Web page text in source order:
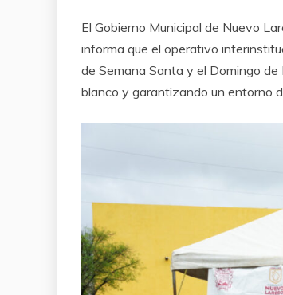
El Gobierno Municipal de Nuevo
informa que el operativo
de Semana Santa y el Domingo
blanco y garantizando un entorno